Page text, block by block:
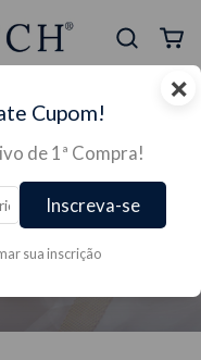
Lojas Físicas
→
masculinos e
×
Cupom!
de 1ª Compra!
Inscreva-se
sua inscrição